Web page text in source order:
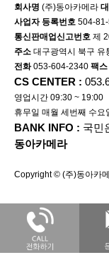
회사명 (주)동아카메라
사업자 등록번호 504-
통신판매업신고번호 제
주소 대구광역시 북구
전화053-604-2340 팩스
CS CENTER :
영업시간 09:30 ~ 19:00
휴무일 매월 세번째 수요
BANK INFO : 국민
동아카메라
Copyright © (주)동아카